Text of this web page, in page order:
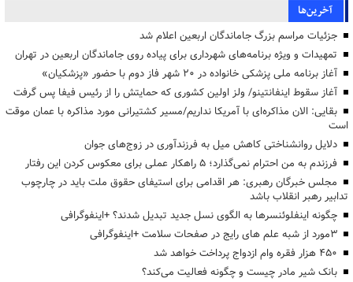
آخرین‌ها
جزئیات مراسم بزرگ جاماندگان اربعین اعلام شد
تمهیدات و ویژه برنامه‌های شهرداری برای پیاده روی جاماندگان اربعین در تهران
آغاز برنامه ملی پزشکی خانواده در ۲۰ شهر فاز دوم با حضور «پزشکیان»
آغاز سقوط اینفانتینو/ ولز اولین کشوری که حمایتش را از رئیس فیفا پس گرفت
بقایی: الان مذاکره‌ای با آمریکا نداریم/مسیر کشتیرانی مورد مذاکره با عمان موقت
است
دلایل روانشناختی کاهش میل به فرزندآوری در زوج‌های جوان
فرزندم به من احترام نمی‌گذارد؛ ۵ راهکار عملی برای معکوس کردن این رفتار
مجلس خبرگان رهبری: هر اقدامی برای استیفای حقوق ملت باید در چارچوب
تدابیر رهبر انقلاب باشد
چگونه اینفلوئنسرها به الگوی نسل جدید تبدیل شدند؟ +اینفوگرافی
3مورد از شبه علم های رایج در صفحات سلامت +اینفوگرافی
۴۵۰ هزار فقره وام ازدواج پرداخت خواهد شد
بانک شیر مادر چیست و چگونه فعالیت می‌کند؟